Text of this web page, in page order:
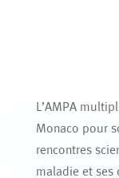
L’AMPA
Monaco pour
rencontres
maladie et ses